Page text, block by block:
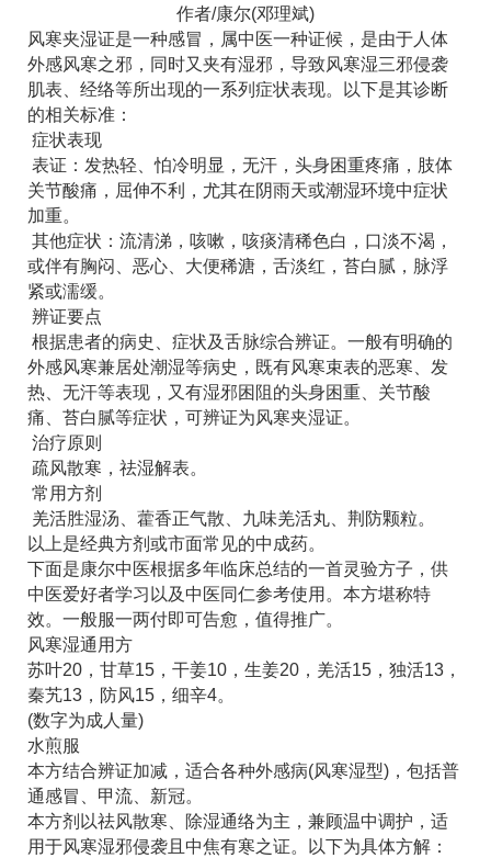
作者/康尔(邓理斌)
风寒夹湿证是一种感冒，属中医一种证候，是由于人体
外感风寒之邪，同时又夹有湿邪，导致风寒湿三邪侵袭
肌表、经络等所出现的一系列症状表现。以下是其诊断
的相关标准：
症状表现
表证：发热轻、怕冷明显，无汗，头身困重疼痛，肢体
关节酸痛，屈伸不利，尤其在阴雨天或潮湿环境中症状
加重。
其他症状：流清涕，咳嗽，咳痰清稀色白，口淡不渴，
或伴有胸闷、恶心、大便稀溏，舌淡红，苔白腻，脉浮
紧或濡缓。
辨证要点
根据患者的病史、症状及舌脉综合辨证。一般有明确的
外感风寒兼居处潮湿等病史，既有风寒束表的恶寒、发
热、无汗等表现，又有湿邪困阻的头身困重、关节酸
痛、苔白腻等症状，可辨证为风寒夹湿证。
治疗原则
疏风散寒，祛湿解表。
常用方剂
羌活胜湿汤、藿香正气散、九味羌活丸、荆防颗粒。
以上是经典方剂或市面常见的中成药。
下面是康尔中医根据多年临床总结的一首灵验方子，供
中医爱好者学习以及中医同仁参考使用。本方堪称特
效。一般服一两付即可告愈，值得推广。
风寒湿通用方
苏叶20，甘草15，干姜10，生姜20，羌活15，独活13，
秦艽13，防风15，细辛4。
(数字为成人量)
水煎服
本方结合辨证加减，适合各种外感病(风寒湿型)，包括普
通感冒、甲流、新冠。
本方剂以祛风散寒、除湿通络为主，兼顾温中调护，适
用于风寒湿邪侵袭且中焦有寒之证。以下为具体方解：